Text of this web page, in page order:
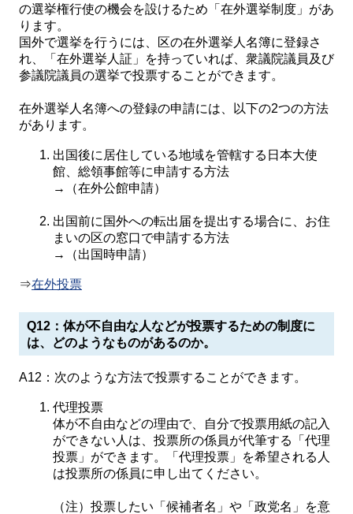
の選挙権行使の機会を設けるため「在外選挙制度」があ
ります。
国外で選挙を行うには、区の在外選挙人名簿に登録さ
れ、「在外選挙人証」を持っていれば、衆議院議員及び
参議院議員の選挙で投票することができます。
在外選挙人名簿への登録の申請には、以下の2つの方法
があります。
出国後に居住している地域を管轄する日本大使
館、総領事館等に申請する方法
→（在外公館申請）
出国前に国外への転出届を提出する場合に、お住
まいの区の窓口で申請する方法
→（出国時申請）
⇒在外投票
Q12：体が不自由な人などが投票するための制度に
は、どのようなものがあるのか。
A12：次のような方法で投票することができます。
代理投票
体が不自由などの理由で、自分で投票用紙の記入
ができない人は、投票所の係員が代筆する「代理
投票」ができます。「代理投票」を希望される人
は投票所の係員に申し出てください。
（注）投票したい「候補者名」や「政党名」を意